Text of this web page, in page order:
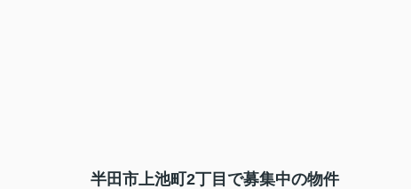
半田市上池町2丁目で募集中の物件